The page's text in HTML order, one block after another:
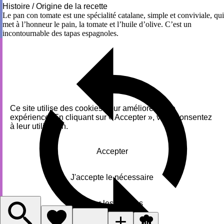
Histoire / Origine de la recette
Le pan con tomate est une spécialité catalane, simple et conviviale, qui
met à l’honneur le pain, la tomate et l’huile d’olive. C’est un
incontournable des tapas espagnoles.
Ce site utilise des cookies pour améliorer votre
expérience. En cliquant sur « Accepter », vous consentez
à leur utilisation.
Accepter
J'accepte le nécessaire
Gérer les cookies